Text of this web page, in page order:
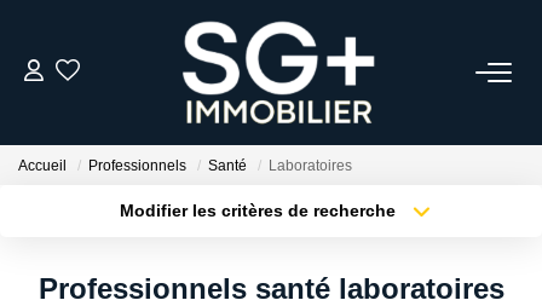
GESTION
Accueil Professionnels Santé Laboratoires
Modifier les critères de recherche
Type de bien
Professionnels santé laboratoires